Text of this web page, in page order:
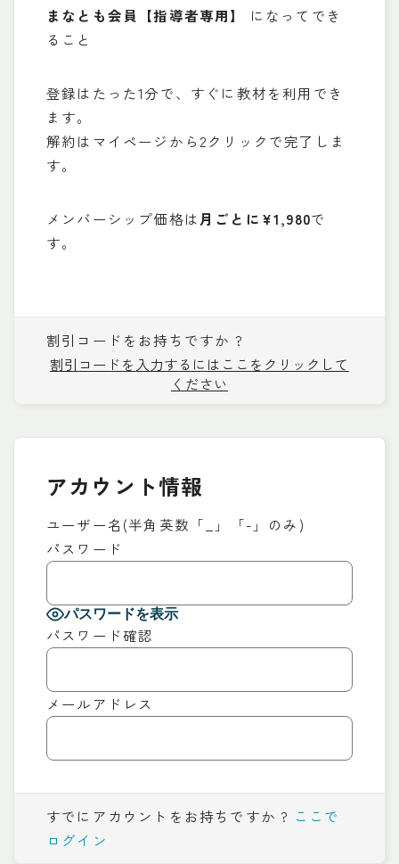
まなとも会員【指導者専用】
になってでき
ること
登録はたった1分で、すぐに教材を利用でき
ます。
解約はマイページから2クリックで完了しま
す。
メンバーシップ価格は月ごとに¥1,980で
す。
割引コードをお持ちですか ?
割引コードを入力するにはここをクリックして
ください
アカウント情報
ユーザー名(半角英数「_」「-」のみ)
パスワード
パスワードを表示
パスワード確認
メールアドレス
すでにアカウントをお持ちですか ? ここで
ログイン